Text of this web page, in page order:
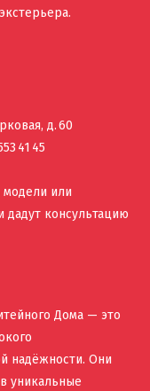
д. 60
41 45
или
дадут консультацию
Дома — это
надёжности. Они
уникальные